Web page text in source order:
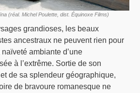
(réal. Michel Poulette, dist. Équinoxe Films)
grandioses, les beaux
ancestraux ne peuvent rien pour
ambiante d’une
à l’extrême. Sortie de son
de sa splendeur géographique,
de bravoure romanesque ne